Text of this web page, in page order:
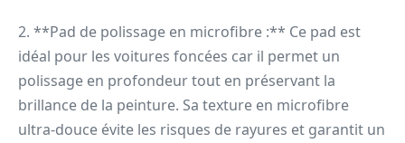
2. **Pad de polissage en microfibre :** Ce pad est
idéal pour les voitures foncées car il permet un
polissage en profondeur tout en préservant la
brillance de la peinture. Sa texture en microfibre
ultra-douce évite les risques de rayures et garantit un